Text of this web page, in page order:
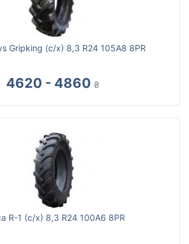
Gripking (с/х) 8,3 R24 105A8 8PR
4620 - 4860 ₴
R-1 (с/х) 8,3 R24 100A6 8PR